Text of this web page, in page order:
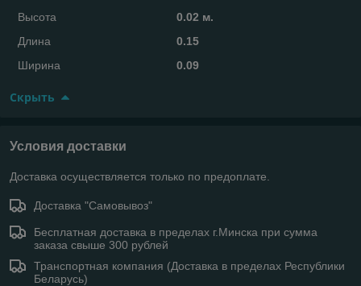
Высота
0.02 м.
Длина
0.15
Ширина
0.09
Скрыть
Условия доставки
Доставка осуществляется только по предоплате.
Доставка "Самовывоз"
Бесплатная доставка в пределах г.Минска при сумма
заказа свыше 300 рублей
Транспортная компания (Доставка в пределах Республики
Беларусь)